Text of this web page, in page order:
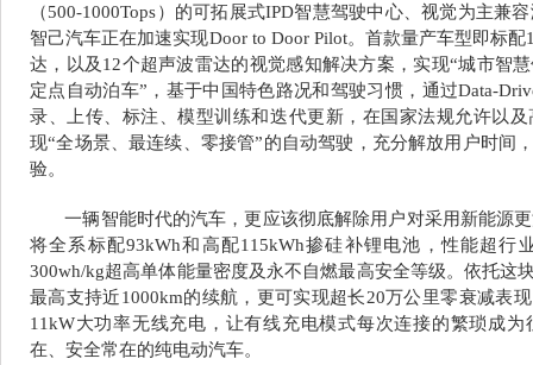
（500-1000Tops）的可拓展式IPD智慧驾驶中心、视觉为主兼
智己汽车正在加速实现Door to Door Pilot。首款量产车型即标
达，以及12个超声波雷达的视觉感知解决方案，实现“城市智
定点自动泊车”，基于中国特色路况和驾驶习惯，通过Data-
录、上传、标注、模型训练和迭代更新，在国家法规允许以
现“全场景、最连续、零接管”的自动驾驶，充分解放用户时间
验。
一辆智能时代的汽车，更应该彻底解除用户对采用新能源
将全系标配93kWh和高配115kWh掺硅补锂电池，性能超行
300wh/kg超高单体能量密度及永不自燃最高安全等级。依托这
最高支持近1000km的续航，更可实现超长20万公里零衰减表
11kW大功率无线充电，让有线充电模式每次连接的繁琐成
在、安全常在的纯电动汽车。